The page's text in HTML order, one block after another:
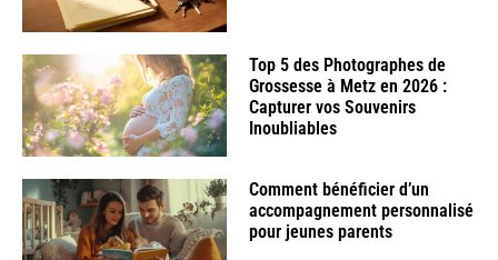
Top 5 des Photographes de
Grossesse à Metz en 2026 :
Capturer vos Souvenirs
Inoubliables
Comment bénéficier d’un
accompagnement personnalisé
pour jeunes parents